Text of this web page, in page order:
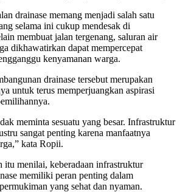
drainase memang menjadi salah satu
selama ini cukup mendesak di
membuat jalan tergenang, saluran air
dikhawatirkan dapat mempercepat
kenyamanan warga.
drainase tersebut merupakan
untuk terus memperjuangkan aspirasi
meminta sesuatu yang besar. Infrastruktur
sangat penting karena manfaatnya
kata Ropii.
itu menilai, keberadaan infrastruktur
memiliki peran penting dalam
yang sehat dan nyaman.